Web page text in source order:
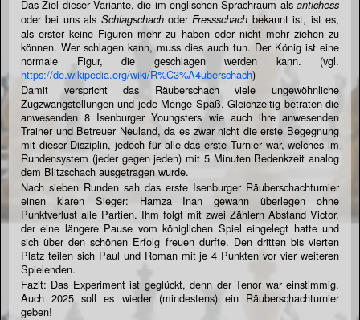
Das Ziel dieser Variante, die im englischen Sprachraum als antichess
oder bei uns als SchlagschachoderFressschach bekannt ist, ist es,
als erster keine Figuren mehr zu haben oder nicht mehr ziehen zu
können. Wer schlagen kann, muss dies auch tun. Der König ist eine
normale Figur, die geschlagen werden kann. (vgl.
https://de.wikipedia.org/wiki/R%C3%A4uberschach)
Damit verspricht das Räuberschach viele ungewöhnliche
Zugzwangstellungen und jede Menge Spaß. Gleichzeitig betraten die
anwesenden 8 Isenburger Youngsters wie auch ihre anwesenden
Trainer und Betreuer Neuland, da es zwar nicht die erste Begegnung
mit dieser Disziplin, jedoch für alle das erste Turnier war, welches im
Rundensystem (jeder gegen jeden) mit 5 Minuten Bedenkzeit analog
dem Blitzschach ausgetragen wurde.
Nach sieben Runden sah das erste Isenburger Räuberschachturnier
einen klaren Sieger: Hamza Inan gewann überlegen ohne
Punktverlust alle Partien. Ihm folgt mit zwei Zählern Abstand Victor,
der eine längere Pause vom königlichen Spiel eingelegt hatte und
sich über den schönen Erfolg freuen durfte. Den dritten bis vierten
Platz teilen sich Paul und Roman mit je 4 Punkten vor vier weiteren
Spielenden.
Fazit: Das Experiment ist geglückt, denn der Tenor war einstimmig.
Auch 2025 soll es wieder (mindestens) ein Räuberschachturnier
geben!